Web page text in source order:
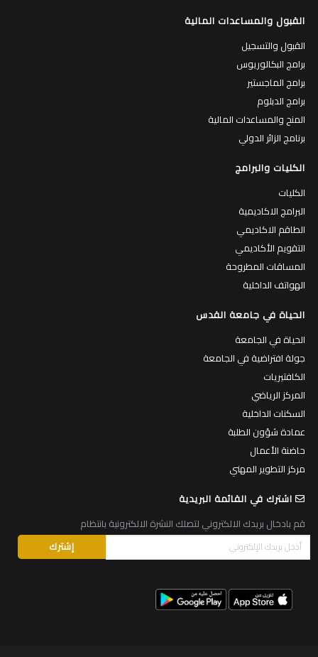
القبول والمساعدات المالية
القبول والتسجيل
برامج البكالوريوس
برامج الماجستير
برامج الدبلوم
المنح والمساعدات المالية
برنامج الزائر الدولي
الكليات والبرامج
الكليات
البرامج الاكاديمية
الطاقم الاكاديمي
التقويم الأكاديمي
المساقات المطروحة
الهواتف الداخلية
الحياة في جامعة القدس
الحياة في الجامعة
جولة افتراضية في الجامعة
الكافتيريات
المركز الرياضي
السكنات الداخلية
عمادة شؤون الطلبة
حاضنة الأعمال
مركز التطوير المهني
اشترك في القائمة البريدية
قم بادخال بريدك الالكتروني لتصلك النشرة الالكترونية بانتظام